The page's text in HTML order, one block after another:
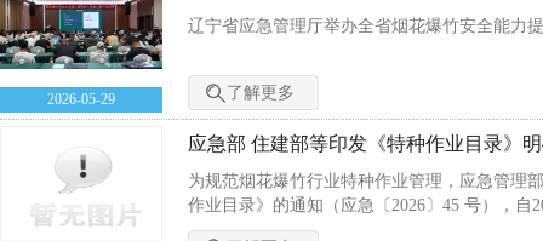
2026-05-29
辽宁省应急管理厅举办全省烟花爆竹安全能力
了解更多
应急部 住建部等印发《特种作业目录》
为规范烟花爆竹行业特种作业管理，应急管理
作业目录》的通知（应急〔2026〕45 号），
知...